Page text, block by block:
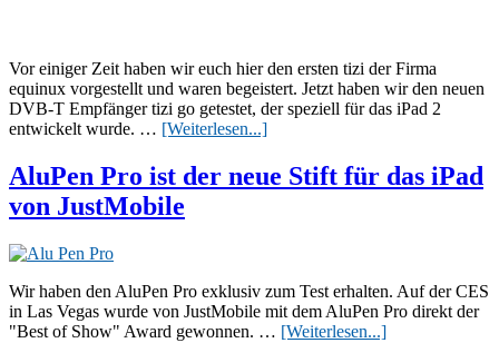
von
Silverlit
für
und
iPod
Vor einiger Zeit haben wir euch hier den ersten tizi der Firma
equinux vorgestellt und waren begeistert. Jetzt haben wir den neuen
DVB-T Empfänger tizi go getestet, der speziell für das iPad 2
entwickelt wurde. … [Weiterlesen...]Übertizi
–
der
das
iPad
AluPen Pro ist der neue Stift für das iPad
von JustMobile
Wir haben den AluPen Pro exklusiv zum Test erhalten. Auf der CES
in Las Vegas wurde von JustMobile mit dem AluPen Pro direkt der
"Best of Show" Award gewonnen. … [Weiterlesen...]ÜberAluPen